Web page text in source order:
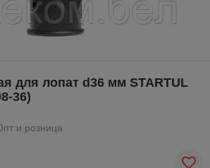
для лопат d36 мм STARTUL
36)
и розница